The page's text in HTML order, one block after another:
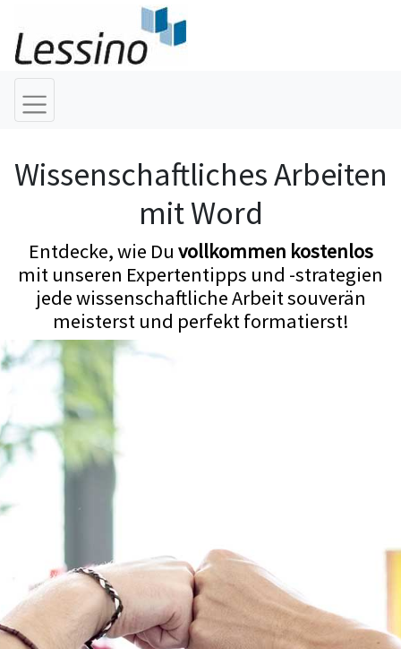
Wissenschaftliches Arbeiten
mit Word
Entdecke, wie Du vollkommen kostenlos
mit unseren Expertentipps und -strategien
jede wissenschaftliche Arbeit souverän
meisterst und perfekt formatierst!